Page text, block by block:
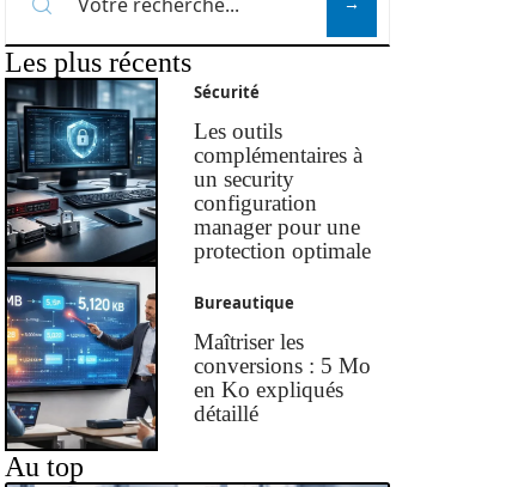
Les plus récents
Sécurité
Les outils
complémentaires à
un security
configuration
manager pour une
protection optimale
Bureautique
Maîtriser les
conversions : 5 Mo
en Ko expliqués
détaillé
Au top